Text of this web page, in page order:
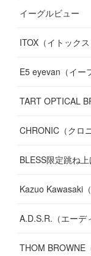
(12)
(13)
(13)
(16)
(14)
(17)
イーグルビュー
ITOX（イトックス
E5 eyevan（イー
TART OPTICAL
CHRONIC（クロ
BLESS限定跳ね
Kazuo Kawasaki
A.D.S.R.（エーデ
THOM BROWNE